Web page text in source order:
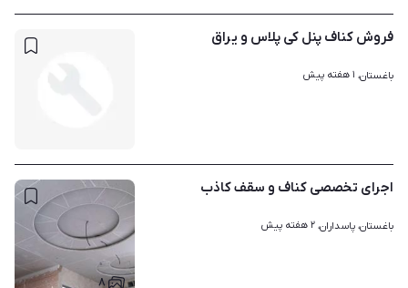
فروش کناف پنل کی پلاس و یراق
باغستان، ۱ هفته پیش
۸
اجرای تخصصی کناف و سقف کاذب
باغستان، پاسداران، ۲ هفته پیش